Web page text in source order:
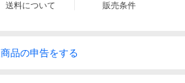
送料について 販売条件
商品の申告をする